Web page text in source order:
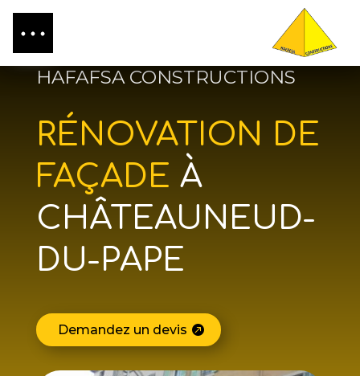
HAFAFSA CONSTRUCTIONS
RÉNOVATION DE
FAÇADE À
CHÂTEAUNEUD-
DU-PAPE
Demandez un devis